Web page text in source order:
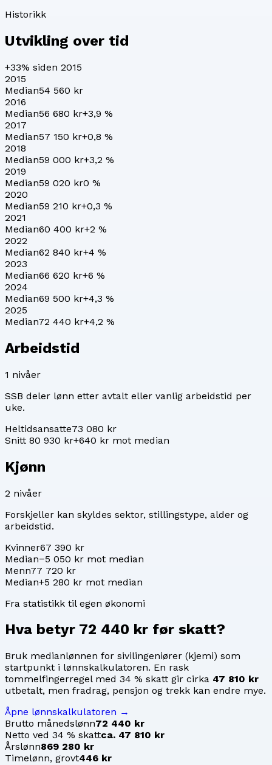
Historikk
Utvikling over tid
+33% siden 2015
2015
Median54 560 kr
2016
Median56 680 kr+3,9 %
2017
Median57 150 kr+0,8 %
2018
Median59 000 kr+3,2 %
2019
Median59 020 kr0 %
2020
Median59 210 kr+0,3 %
2021
Median60 400 kr+2 %
2022
Median62 840 kr+4 %
2023
Median66 620 kr+6 %
2024
Median69 500 kr+4,3 %
2025
Median72 440 kr+4,2 %
Arbeidstid
1 nivåer
SSB deler lønn etter avtalt eller vanlig arbeidstid per
uke.
Heltidsansatte73 080 kr
Snitt 80 930 kr+640 kr mot median
Kjønn
2 nivåer
Forskjeller kan skyldes sektor, stillingstype, alder og
arbeidstid.
Kvinner67 390 kr
Median−5 050 kr mot median
Menn77 720 kr
Median+5 280 kr mot median
Fra statistikk til egen økonomi
Hva betyr 72 440 kr før skatt?
Bruk medianlønnen for sivilingeniører (kjemi) som
startpunkt i lønnskalkulatoren. En rask
tommelfingerregel med 34 % skatt gir cirka 47 810 kr
utbetalt, men fradrag, pensjon og trekk kan endre mye.
Åpne lønnskalkulatoren →
Brutto månedslønn72 440 kr
Netto ved 34 % skattca. 47 810 kr
Årslønn869 280 kr
Timelønn, grovt446 kr